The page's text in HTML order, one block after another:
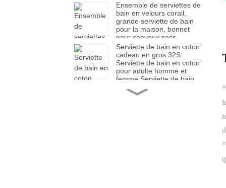
Ensemble de serviettes de
bain en velours corail,
grande serviette de bain
pour la maison, bonnet
pour cheveux secs,
absorbant, séchage
rapide, ne perd pas les
cheveux, housse de
serviette de bain douce et
épaisse
Serviette de bain en coton
cadeau en gros 32S
Serviette de bain en coton
pour adulte homme et
femme Serviette de bain
absorbante pour cheveux
à la maison
Serviette de bain en coton
Cadeau pour adulte